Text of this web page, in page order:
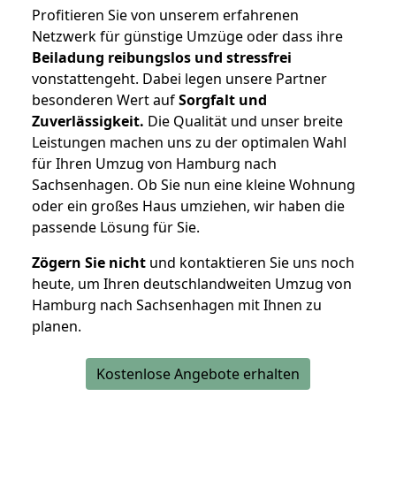
Profitieren Sie von unserem erfahrenen
Netzwerk für günstige Umzüge oder dass ihre
Beiladung reibungslos und stressfrei
vonstattengeht. Dabei legen unsere Partner
besonderen Wert aufSorgfalt und
Zuverlässigkeit. Die Qualität und unser breite
Leistungen machen uns zu der optimalen Wahl
für Ihren Umzug von Hamburg nach
Sachsenhagen. Ob Sie nun eine kleine Wohnung
oder ein großes Haus umziehen, wir haben die
passende Lösung für Sie.
Zögern Sie nicht und kontaktieren Sie uns noch
heute, um Ihren deutschlandweiten Umzug von
Hamburg nach Sachsenhagen mit Ihnen zu
planen.
Kostenlose Angebote erhalten